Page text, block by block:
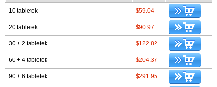
10 tabletek $59.04
20 tabletek $90.97
30 + 2 tabletek $122.82
60 + 4 tabletek $204.37
90 + 6 tabletek $291.95